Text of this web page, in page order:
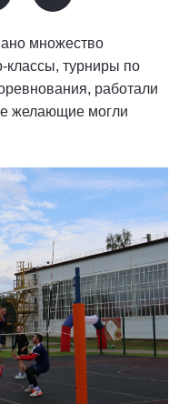
множество
классы, турниры по
работали
желающие могли